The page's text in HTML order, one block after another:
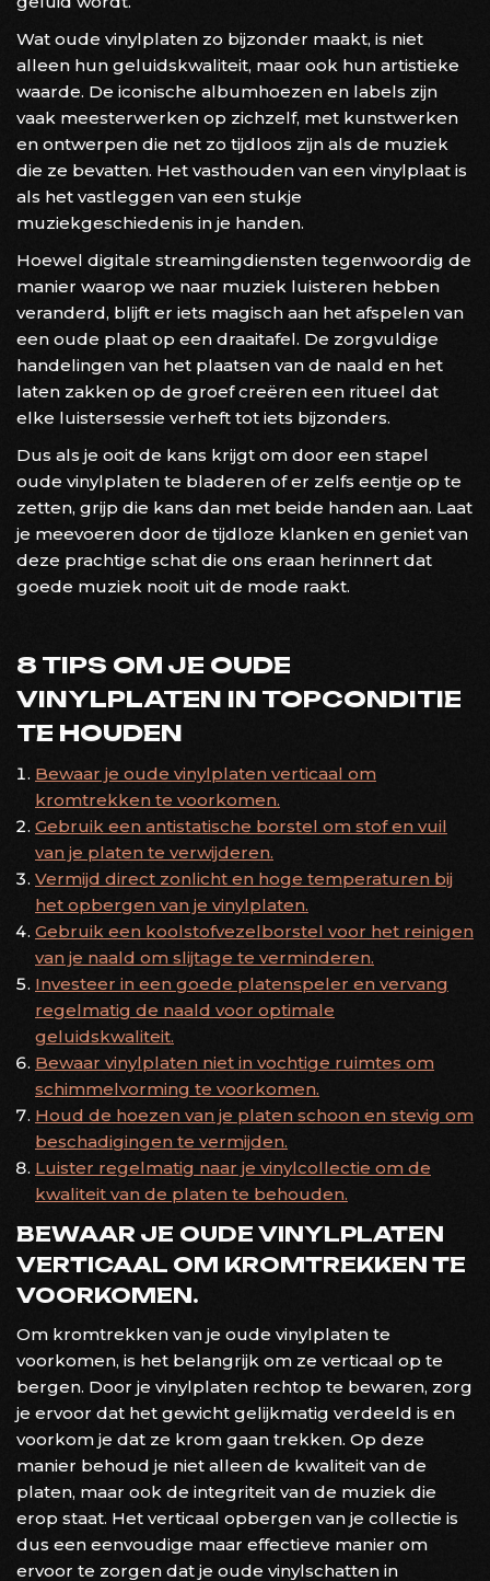
Wat oude vinylplaten zo bijzonder maakt, is niet
alleen hun geluidskwaliteit, maar ook hun artistieke
waarde. De iconische albumhoezen en labels zijn
vaak meesterwerken op zichzelf, met kunstwerken
en ontwerpen die net zo tijdloos zijn als de muziek
die ze bevatten. Het vasthouden van een vinylplaat is
als het vastleggen van een stukje
muziekgeschiedenis in je handen.
Hoewel digitale streamingdiensten tegenwoordig de
manier waarop we naar muziek luisteren hebben
veranderd, blijft er iets magisch aan het afspelen van
een oude plaat op een draaitafel. De zorgvuldige
handelingen van het plaatsen van de naald en het
laten zakken op de groef creëren een ritueel dat
elke luistersessie verheft tot iets bijzonders.
Dus als je ooit de kans krijgt om door een stapel
oude vinylplaten te bladeren of er zelfs eentje op te
zetten, grijp die kans dan met beide handen aan. Laat
je meevoeren door de tijdloze klanken en geniet van
deze prachtige schat die ons eraan herinnert dat
goede muziek nooit uit de mode raakt.
8 TIPS OM JE OUDE
VINYLPLATEN IN TOPCONDITIE
TE HOUDEN
Bewaar je oude vinylplaten verticaal om
kromtrekken te voorkomen.
Gebruik een antistatische borstel om stof en vuil
van je platen te verwijderen.
Vermijd direct zonlicht en hoge temperaturen bij
het opbergen van je vinylplaten.
Gebruik een koolstofvezelborstel voor het reinigen
van je naald om slijtage te verminderen.
Investeer in een goede platenspeler en vervang
regelmatig de naald voor optimale
geluidskwaliteit.
Bewaar vinylplaten niet in vochtige ruimtes om
schimmelvorming te voorkomen.
Houd de hoezen van je platen schoon en stevig om
beschadigingen te vermijden.
Luister regelmatig naar je vinylcollectie om de
kwaliteit van de platen te behouden.
BEWAAR JE OUDE VINYLPLATEN
VERTICAAL OM KROMTREKKEN TE
VOORKOMEN.
Om kromtrekken van je oude vinylplaten te
voorkomen, is het belangrijk om ze verticaal op te
bergen. Door je vinylplaten rechtop te bewaren, zorg
je ervoor dat het gewicht gelijkmatig verdeeld is en
voorkom je dat ze krom gaan trekken. Op deze
manier behoud je niet alleen de kwaliteit van de
platen, maar ook de integriteit van de muziek die
erop staat. Het verticaal opbergen van je collectie is
dus een eenvoudige maar effectieve manier om
ervoor te zorgen dat je oude vinylschatten in